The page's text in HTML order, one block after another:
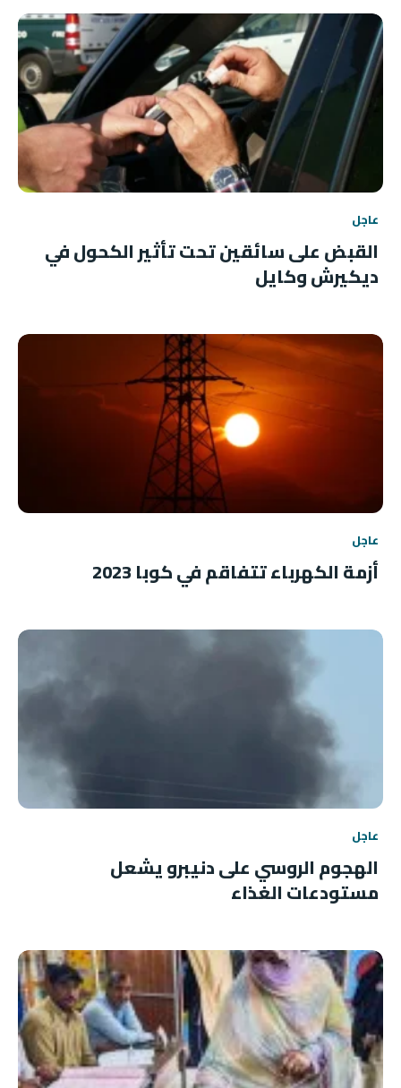
عاجل
القبض على سائقين تحت تأثير الكحول في
ديكيرش وكايل
عاجل
أزمة الكهرباء تتفاقم في كوبا 2023
عاجل
الهجوم الروسي على دنيبرو يشعل
مستودعات الغذاء